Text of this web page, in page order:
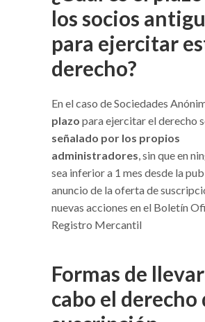
los socios
para ejercitar
derecho?
En el caso de Sociedades
plazo para ejercitar el derecho
señalado por los propios
administradores, sin que en
sea inferior a 1 mes desde la
anuncio de la oferta de
nuevas acciones en el Boletín
Registro Mercantil
Formas de
cabo el derecho